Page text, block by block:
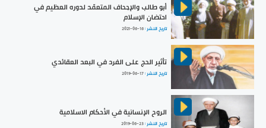
أبو طالب والإجحاف المتعمّد لدوره العظيم في
احتضان الإسلام
تاريخ النشر :2021-06-16
تأثير الحج على الفرد في البعد العقائدي
تاريخ النشر :2019-06-17
الروح الإنسانية في الأحكام الاسلامية
تاريخ النشر :2019-06-23